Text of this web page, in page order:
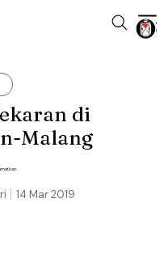
di
Malang
14 Mar 2019